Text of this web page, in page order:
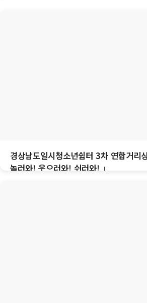
경상남도일시청소년쉼터 3차 연합거리
놀러와! 웃으러와! 쉬러와! 」